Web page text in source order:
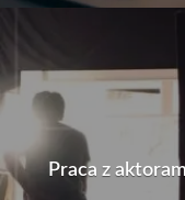
Praca z